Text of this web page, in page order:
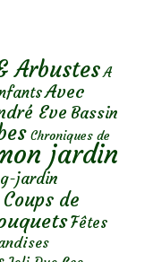
Arbustes A
Avec
Eve Bassin
Chroniques de
jardin
jardin
Coups de
Fêtes